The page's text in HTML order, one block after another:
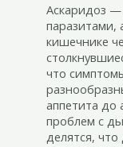
Аскаридоз —
паразитами,
кишечнике
что
аппетита до
проблем с
делятся,